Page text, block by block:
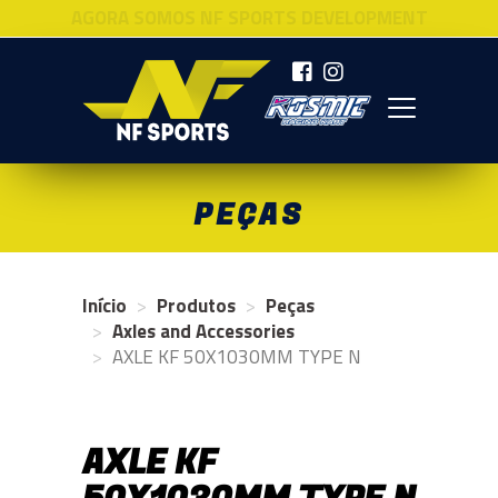
NF
PEÇAS
Início Produtos
Peças
Axles and Accessories
AXLE KF 50X1030MM TYPE N
AXLE KF